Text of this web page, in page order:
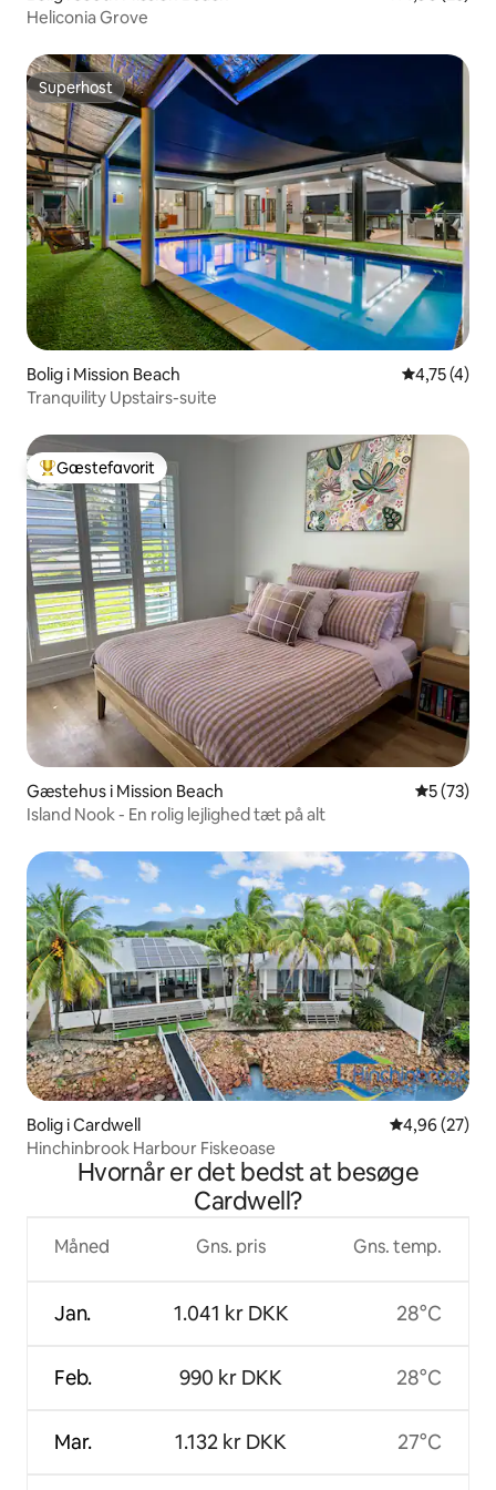
Heliconia Grove
Superhost
Superhost
Bolig i Mission Beach 4,75 ud af
4,75 (4)
Tranquility Upstairs-suite
Bedste gæstefavorit
Gæstefavorit
Gæstehus i Mission Beach 5 ud af 5 i
5 (73)
Island Nook - En rolig lejlighed tæt på alt
Bolig i Cardwell 4,96 ud af 5 i
4,96 (27)
Hinchinbrook Harbour Fiskeoase
Hvornår er det bedst at besøge
Cardwell?
Måned
Jan.
Feb.
Mar.
Gns. pris
1.041 kr DKK
990 kr DKK
1.132 kr DKK
Gns. temp.
28°C
28°C
27°C